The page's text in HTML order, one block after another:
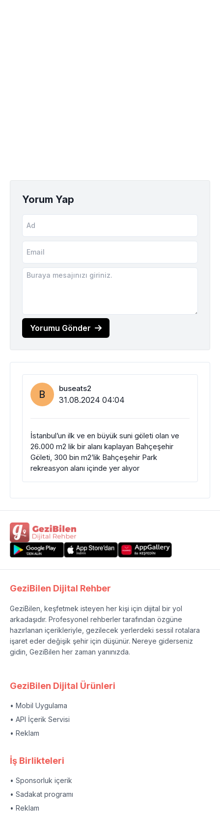
Yorum Yap
Yorumu Gönder
B buseats2
31.08.2024 04:04
İstanbul’un ilk ve en büyük suni göleti olan ve
26.000 m2 lik bir alanı kaplayan Bahçeşehir
Göleti, 300 bin m2’lik Bahçeşehir Park
rekreasyon alanı içinde yer alıyor
GeziBilen Dijital Rehber
GeziBilen, keşfetmek isteyen her kişi için dijital bir yol
arkadaşıdır. Profesyonel rehberler tarafından özgüne
hazırlanan içerikleriyle, gezilecek yerlerdeki sessil rotalara
işaret eder değişik şehir için düşünür. Nereye giderseniz
gidin, GeziBilen her zaman yanınızda.
GeziBilen Dijital Ürünleri
• Mobil Uygulama
• API İçerik Servisi
• Reklam
İş Birlikteleri
• Sponsorluk içerik
• Sadakat programı
• Reklam